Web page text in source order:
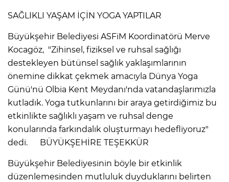
SAĞLIKLI YAŞAM İÇİN YOGA YAPTILAR
Büyükşehir Belediyesi ASFiM Koordinatörü Merve
Kocagöz, "Zihinsel, fiziksel ve ruhsal sağlığı
destekleyen bütünsel sağlık yaklaşımlarının
önemine dikkat çekmek amacıyla Dünya Yoga
Günü'nü Olbia Kent Meydanı'nda vatandaşlarımızla
kutladık. Yoga tutkunlarını bir araya getirdiğimiz bu
etkinlikte sağlıklı yaşam ve ruhsal denge
konularında farkındalık oluşturmayı hedefliyoruz"
dedi. BÜYÜKŞEHİRE TEŞEKKÜR
Büyükşehir Belediyesinin böyle bir etkinlik
düzenlemesinden mutluluk duyduklarını belirten